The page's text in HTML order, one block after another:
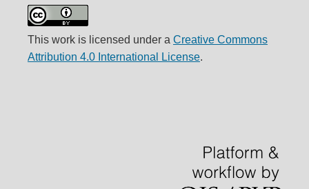
This work is licensed under a Creative Commons
Attribution 4.0 International License.